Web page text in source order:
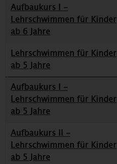
Aufbaukurs I -
Lehrschwimmen für Kinder
ab 6 Jahre
Lehrschwimmen für Kinder
ab 5 Jahre
Aufbaukurs I -
Lehrschwimmen für Kinder
ab 5 Jahre
Aufbaukurs II -
Lehrschwimmen für Kinder
ab 5 Jahre